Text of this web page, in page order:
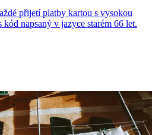
přijetí platby kartou s vysokou
napsaný v jazyce starém 66 let.